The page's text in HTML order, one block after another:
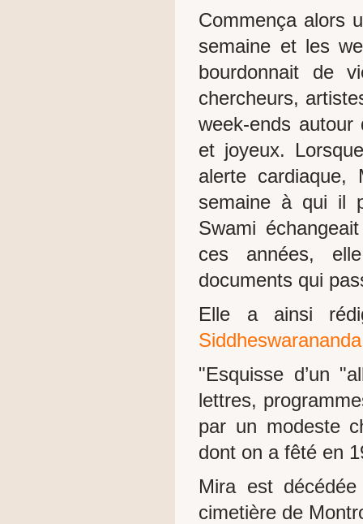
Commença alors
semaine et les
bourdonnait de
chercheurs,
week-ends
et joyeux.
alerte
semaine à qui il
Swami
ces années,
documents qui
Elle a ainsi
"Esquisse d’un
lettres,
par un modeste
dont on a fêté en
Mira est
cimetière de